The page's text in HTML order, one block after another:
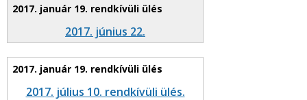
2017. június 22.
2017. július 10. rendkívüli ülés.